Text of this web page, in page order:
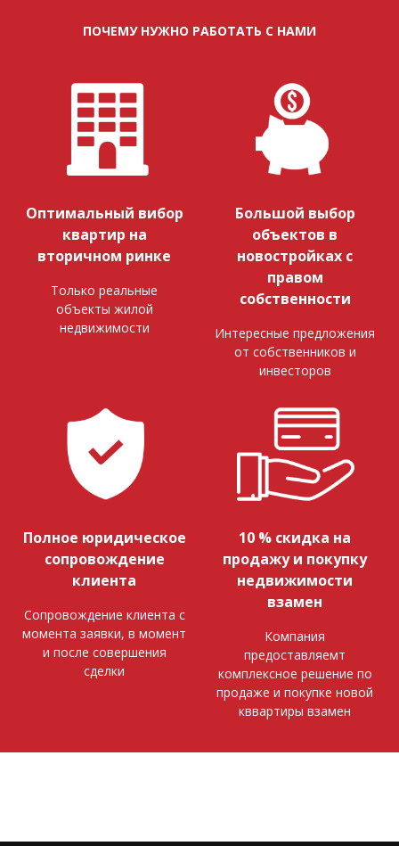
ПОЧЕМУ НУЖНО РАБОТАТЬ С НАМИ
Оптимальный вибор
квартир на
вторичном ринке
Только реальные
объекты жилой
недвижимости
Большой выбор
объектов в
новостройках с
правом
собственности
Интересные предложения
от собственников и
инвесторов
Полное юридическое
сопровождение
клиента
Сопровождение клиента с
момента заявки, в момент
и после совершения
сделки
10 % скидка на
продажу и покупку
недвижимости
взамен
Компания
предоставляемт
комплексное решение по
продаже и покупке новой
кввартиры взамен